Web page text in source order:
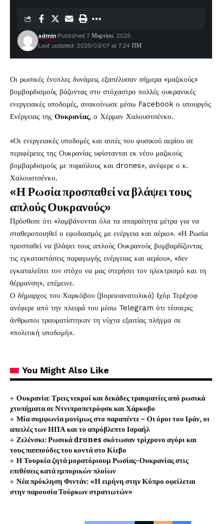
Last updated: 2025/03/07 at 7:24 ΠΜ
admin Published 7 Μαρτίου, 2025
Οι ρωσικές ένοπλες δυνάμεις εξαπέλυσαν σήμερα «μαζικούς»
βομβαρδισμούς βάζοντας στο στόχαστρο πολλές ουκρανικές
ενεργειακές υποδομές, ανακοίνωσε μέσω Facebook ο υπουργός
Ενέργειας της Ουκρανίας, ο Χέρμαν Χαλουστσένκο.
«Οι ενεργειακές υποδομές και αυτές του φυσικού αερίου σε
περιφέρειες της Ουκρανίας υφίστανται εκ νέου μαζικούς
βομβαρδισμούς με πυραύλους και drones», ανέφερε ο κ.
Χαλουστσένκο.
«Η Ρωσία προσπαθεί να βλάψει τους
απλούς Ουκρανούς»
Πρόσθεσε ότι «λαμβάνονται όλα τα απαραίτητα μέτρα για να
σταθεροποιηθεί ο εφοδιασμός με ενέργεια και αέριο». «Η Ρωσία
προσπαθεί να βλάψει τους απλούς Ουκρανούς βομβαρδίζοντας
τις εγκαταστάσεις παραγωγής ενέργειας και αερίου», «δεν
εγκαταλείπει τον στόχο να μας στερήσει τον ηλεκτρισμό και τη
θέρμανση», επέμεινε.
Ο δήμαρχος του Χαρκόβου (βορειοανατολικά) Ιχόρ Τερέχοφ
ανέφερε από την πλευρά του μέσω Telegram ότι τέσσερις
άνθρωποι τραυματίστηκαν τη νύχτα εξαιτίας πλήγμα σε
«πολιτική υποδομή».
You Might Also Like
Ουκρανία: Τρεις νεκροί και δεκάδες τραυματίες από ρωσικά
χτυπήματα σε Ντνιπροπετρόφσκ και Χάρκοβο
Μία συμφωνία μονίμως στο παραπέντε – Οι όροι του Ιράν, οι
απειλές των ΗΠΑ και το απρόβλεπτο Ισραήλ
Ζελένσκι: Ρωσικά drones σκότωσαν τρίχρονο αγόρι και
τους παππούδες του κοντά στο Κίεβο
Η Τουρκία ζητά μορατόριουμ Ρωσίας-Ουκρανίας στις
επιθέσεις κατά εμπορικών πλοίων
Νέα πρόκληση Φιντάν: «Η ειρήνη στην Κύπρο οφείλεται
στην παρουσία Τούρκων στρατιωτών»